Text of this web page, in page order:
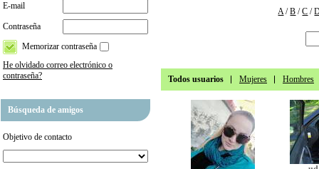
E-mail
Contraseña
Memorizar contraseña
He olvidado correo electrónico o
contraseña?
Búsqueda de amigos
Objetivo de contacto
A/B /C /
Todos usuarios Mujeres Hombres